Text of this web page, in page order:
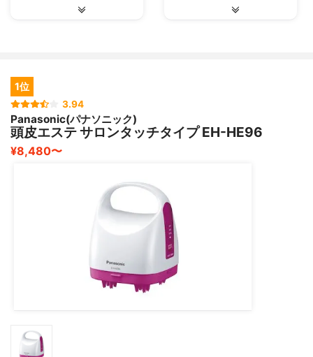
1位
3.94
Panasonic(パナソニック)
頭皮エステ サロンタッチタイプ EH-HE96
¥8,480〜